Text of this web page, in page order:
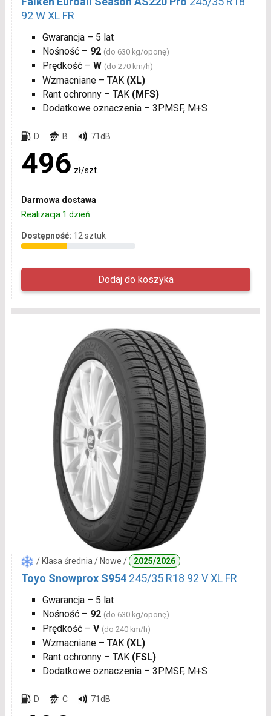
92 W XL FR
Gwarancja – 5 lat
Nośność – 92 (do 630 kg/oponę)
Prędkość – W (do 270 km/h)
Wzmacniane – TAK (XL)
Rant ochronny – TAK (MFS)
Dodatkowe oznaczenia – 3PMSF, M+S
D B 71dB
496 zł/szt.
Darmowa dostawa
Realizacja 1 dzień
Dostępność: 12 sztuk
/ Klasa średnia / Nowe / 2025/2026
Toyo Snowprox S954 245/35 R18 92 V XL FR
Gwarancja – 5 lat
Nośność – 92 (do 630 kg/oponę)
Prędkość – V (do 240 km/h)
Wzmacniane – TAK (XL)
Rant ochronny – TAK (FSL)
Dodatkowe oznaczenia – 3PMSF, M+S
D C 71dB